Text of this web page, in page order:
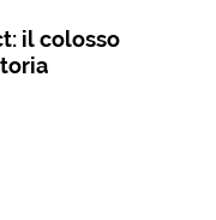
il colosso